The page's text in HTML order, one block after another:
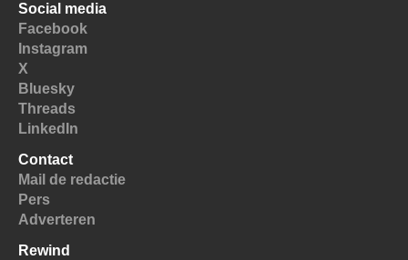
Social media
Facebook
Instagram
X
Bluesky
Threads
LinkedIn
Contact
Mail de redactie
Pers
Adverteren
Rewind